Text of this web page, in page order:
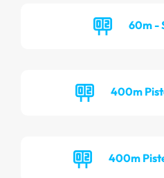
60m -
400m
400m